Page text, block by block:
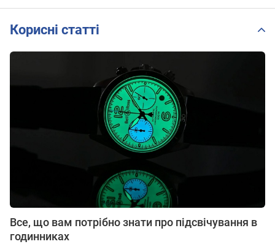
Корисні статті
Все, що вам потрібно знати про підсвічування в
годинниках